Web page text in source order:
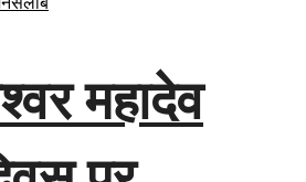
महादेव